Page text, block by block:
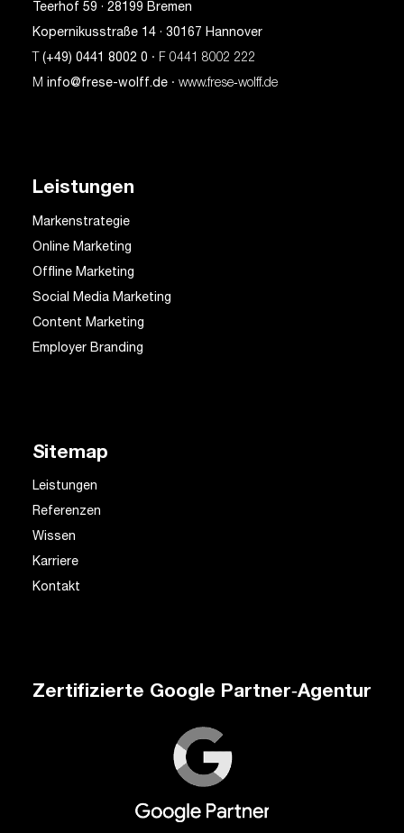
Teerhof 59 · 28199 Bremen
Kopernikusstraße 14 · 30167 Hannover
T (+49) 0441 8002 0 · F 0441 8002 222
M info@frese-wolff.de· www.frese‑wolff.de
Leistungen
Markenstrategie
Online Marketing
Offline Marketing
Social Media Marketing
Content Marketing
Employer Branding
Sitemap
Leistungen
Referenzen
Wissen
Karriere
Kontakt
Zertifizierte Google Partner‑Agentur